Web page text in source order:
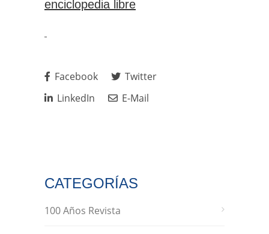
enciclopedia libre
Facebook
Twitter
LinkedIn
E-Mail
CATEGORÍAS
100 Años Revista